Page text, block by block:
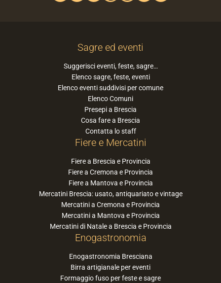
Sagre ed eventi
Suggerisci eventi, feste, sagre…
Elenco sagre, feste, eventi
Elenco eventi suddivisi per comune
Elenco Comuni
Presepi a Brescia
Cosa fare a Brescia
Contatta lo staff
Fiere e Mercatini
Fiere a Brescia e Provincia
Fiere a Cremona e Provincia
Fiere a Mantova e Provincia
Mercatini Brescia: usato, antiquariato e vintage
Mercatini a Cremona e Provincia
Mercatini a Mantova e Provincia
Mercatini di Natale a Brescia e Provincia
Enogastronomia
Enogastronomia Bresciana
Birra artigianale per eventi
Formaggio fuso per feste e sagre